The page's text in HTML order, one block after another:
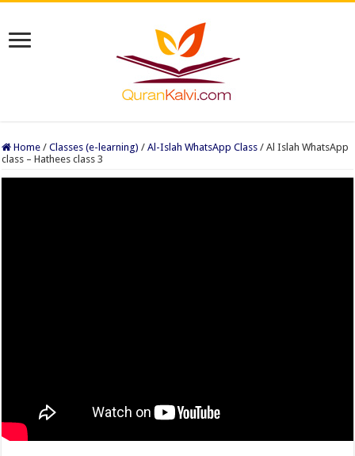
Home / Classes (e-learning) / Al-Islah WhatsApp Class / Al Islah WhatsApp
class – Hathees class 3